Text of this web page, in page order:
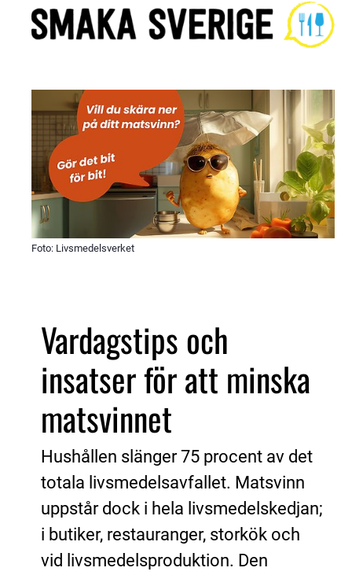
Foto: Livsmedelsverket
Vardagstips och
insatser för att minska
matsvinnet
Hushållen slänger 75 procent av det
totala livsmedelsavfallet. Matsvinn
uppstår dock i hela livsmedelskedjan;
i butiker, restauranger, storkök och
vid livsmedelsproduktion. Den